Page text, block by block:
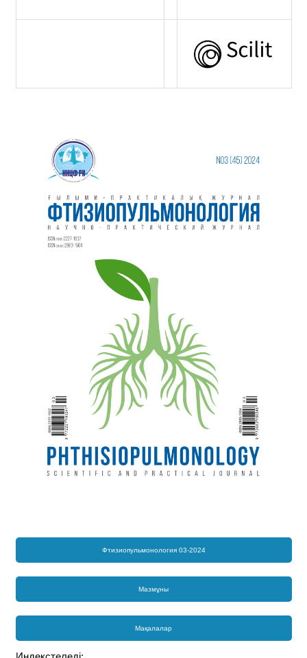
Фтизиопульмонология 03-2024
Мазмұны
Мақалалар